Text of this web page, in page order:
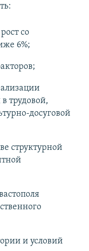
со
6%;
трудовой,
досуговой
структурной
и условий